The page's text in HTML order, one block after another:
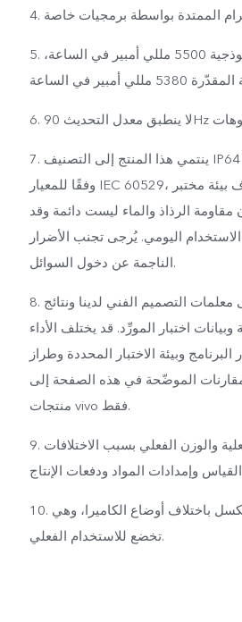
5. تبلغ سعة البطارية النموذجية 5500 مللي أمبير في الساعة،
7. ينتمي هذا المنتج إلى التصنيف IP64 لمقاومة الرذاذ والماء
وفقًا للمعيار IEC 60529، وتم اختباره في ظروف بيئة مختبر
مقاومة الرذاذ والماء ليست دائمة وقد
اليومي. يُرجى تجنب الأضرار
الناجمة عن دخول السوائل.
8. تعتمد كل البيانات على معلمات التصميم الفني لدينا ونتائج
وبيانات اختبار المورِّد. قد يختلف الأداء
وبيئة الاختبار المحددة وطراز
الموضّحة في هذه الصفحة إلى
منتجات vivo فقط.
9. قد تختلف الأبعاد الفعلية والوزن الفعلي بسبب الاختلافات
10. قد تختلف قيمة البكسل باختلاف أوضاع الكاميرا، وهي
تخضع للاستخدام الفعلي.